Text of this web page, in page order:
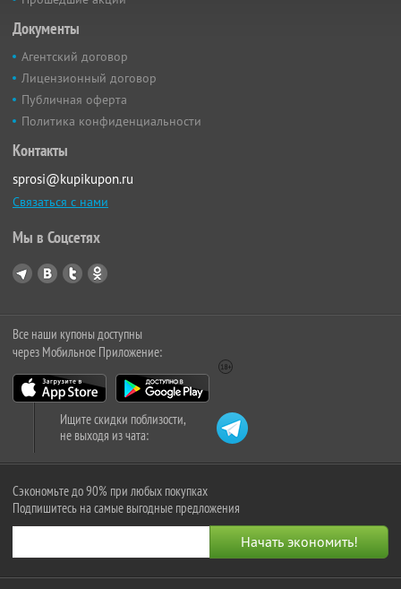
Документы
Агентский договор
Лицензионный договор
Публичная оферта
Политика конфиденциальности
Контакты
sprosi@kupikupon.ru
Связаться с нами
Мы в Соцсетях
Все наши купоны доступны
через Мобильное Приложение:
Ищите скидки поблизости,
не выходя из чата:
Сэкономьте до 90% при любых покупках
Подпишитесь на самые выгодные предложения